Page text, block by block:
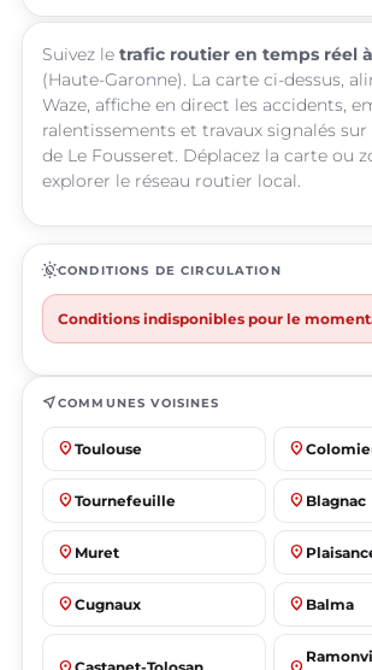
Suivez le trafic routier en temps réel
(Haute-Garonne). La carte ci-dessus,
Waze, affiche en direct les accidents,
ralentissements et travaux signalés sur
de Le Fousseret. Déplacez la carte ou
explorer le réseau routier local.
routineCONDITIONS DE CIRCULATION
Conditions indisponibles pour le
near_meCOMMUNES VOISINES
place Toulouse place
place Tournefeuille place Blagnac
place Muret place
place Cugnaux place Balma